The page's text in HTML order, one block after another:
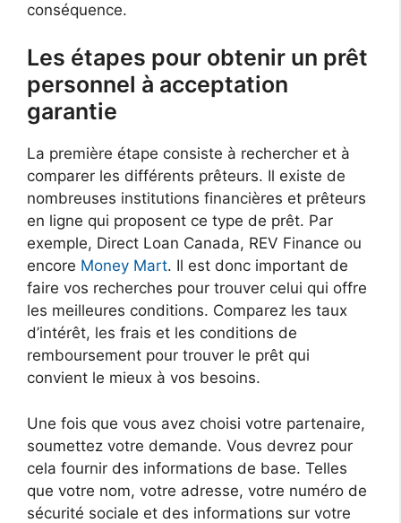
conséquence.
Les étapes pour obtenir un prêt
personnel à acceptation
garantie
La première étape consiste à rechercher et à
comparer les différents prêteurs. Il existe de
nombreuses institutions financières et prêteurs
en ligne qui proposent ce type de prêt. Par
exemple, Direct Loan Canada, REV Finance ou
encore Money Mart. Il est donc important de
faire vos recherches pour trouver celui qui offre
les meilleures conditions. Comparez les taux
d’intérêt, les frais et les conditions de
remboursement pour trouver le prêt qui
convient le mieux à vos besoins.
Une fois que vous avez choisi votre partenaire,
soumettez votre demande. Vous devrez pour
cela fournir des informations de base. Telles
que votre nom, votre adresse, votre numéro de
sécurité sociale et des informations sur votre